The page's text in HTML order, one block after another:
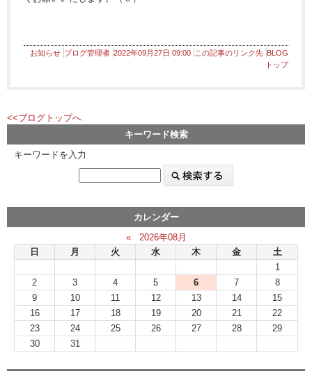
お知らせ ブログ管理者 2022年09月27日 09:00 この記事のリンク先 BLOG
トップ
<<ブログトップへ
キーワード検索
キーワードを入力
カレンダー
«
2026年08月
日
月 火 水 木 金
土
1
2
3 4 5 6 7
8
9
10 11 12 13 14
15
16
17 18 19 20 21
22
23
24 25 26 27 28
29
30
31